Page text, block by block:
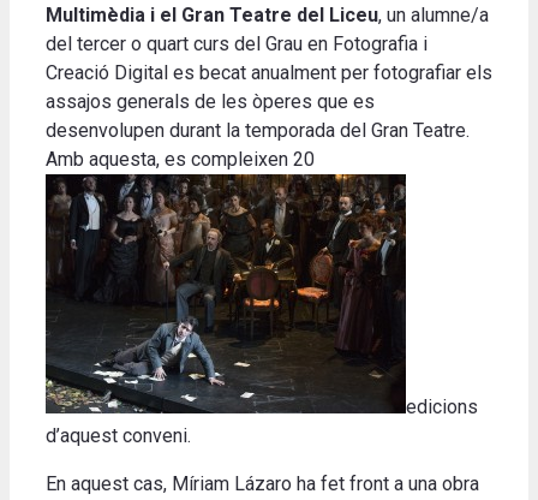
Multimèdia i el Gran Teatre del Liceu, un alumne/a
del tercer o quart curs del Grau en Fotografia i
Creació Digital es becat anualment per fotografiar els
assajos generals de les òperes que es
desenvolupen durant la temporada del Gran Teatre.
Amb aquesta, es compleixen 20
edicions
d’aquest conveni.
En aquest cas, Míriam Lázaro ha fet front a una obra